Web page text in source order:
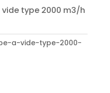
type 2000 m3/h
a-vide-type-2000-